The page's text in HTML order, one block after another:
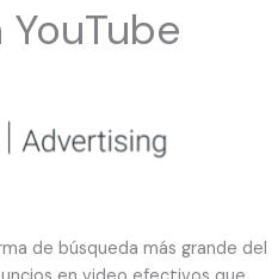
de búsqueda más grande del